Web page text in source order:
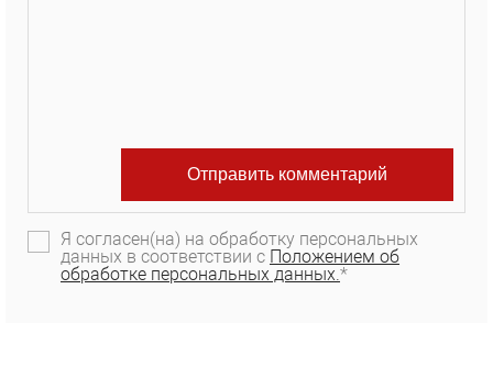
Я согласен(на) на обработку персональных
данных в соответствии с Положением об
обработке персональных данных.*